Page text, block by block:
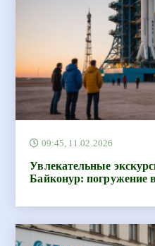
09:45, 11.02.2026
Увлекательные
Байконур: погружение